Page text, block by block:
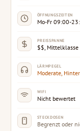
ÖFFNUNGSZEITEN
Mo-Fr 09:00-
PREISSPANNE
$$, Mittelklasse
LÄRMPEGEL
Moderate,
WIFI
Nicht bewertet
STECKDOSEN
Begrenzt oder